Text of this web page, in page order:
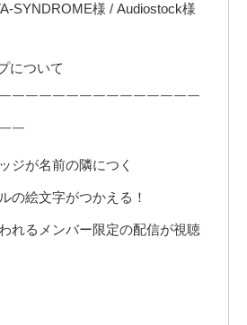
SYNDROME様 / Audiostock様
について
￣￣￣￣￣￣￣￣￣￣￣￣￣￣
￣
が名前の隣につく
絵文字がつかえる！
るメンバー限定の配信が視聴